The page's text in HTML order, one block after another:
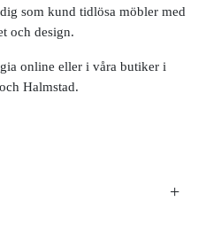
som kund tidlösa möbler med
och design.
online eller i våra butiker i
Halmstad.